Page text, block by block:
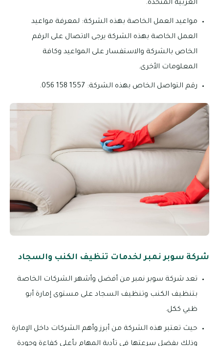
العربية المتحدة.
مواعيد العمل الخاصة بهذه الشركة: لمعرفة مواعيد
العمل الخاصة بهذه الشركة يرجى الاتصال على الرقم
الخاص بالشركة والاستفسار على المواعيد وكافة
المعلومات الأخرى.
رقم التواصل الخاص بهذه الشركة: 1557 158 056.
شركة سوبر نمبر لخدمات تنظيف الكنب والسجاد
تعد شركة سوبر نمبر من أفضل وأشهر الشركات الخاصة
بتنظيف الكنب وتنظيف السجاد على مستوى إمارة أبو
ظبي ككل.
حيث تعتبر هذه الشركة من أبرز وأهم الشركات داخل الإمارة
وذلك بفضل سرعتها في تأدية المهام بأعلى كفاءة وجودة